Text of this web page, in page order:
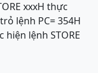
xxxH thực
lệnh PC= 354H
lệnh STORE